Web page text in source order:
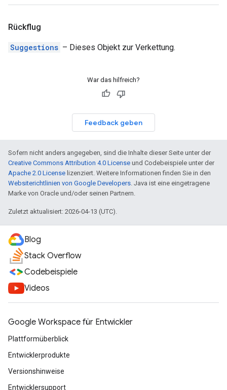
Rückflug
Suggestions – Dieses Objekt zur Verkettung.
War das hilfreich?
Feedback geben
Sofern nicht anders angegeben, sind die Inhalte dieser Seite unter der
Creative Commons Attribution 4.0 License und Codebeispiele unter der
Apache 2.0 License lizenziert. Weitere Informationen finden Sie in den
Websiterichtlinien von Google Developers. Java ist eine eingetragene
Marke von Oracle und/oder seinen Partnern.
Zuletzt aktualisiert: 2026-04-13 (UTC).
Blog
Stack Overflow
Codebeispiele
Videos
Google Workspace für Entwickler
Plattformüberblick
Entwicklerprodukte
Versionshinweise
Entwicklersupport